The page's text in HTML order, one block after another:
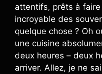
attentifs, prêts à
incroyable des
quelque chose ? Oh
une cuisine
deux heures – deux
arriver. Allez, je ne